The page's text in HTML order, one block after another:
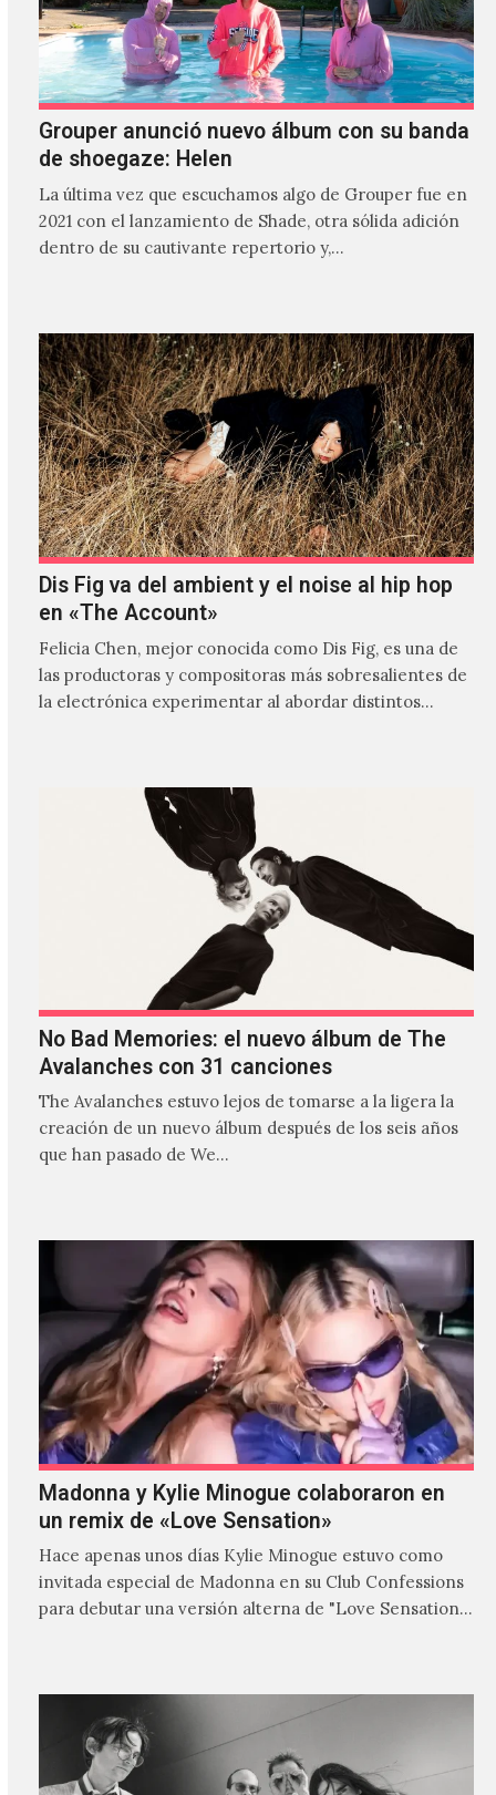
Grouper anunció nuevo álbum con su banda
de shoegaze: Helen
La última vez que escuchamos algo de Grouper fue en
2021 con el lanzamiento de Shade, otra sólida adición
dentro de su cautivante repertorio y,…
Dis Fig va del ambient y el noise al hip hop
en «The Account»
Felicia Chen, mejor conocida como Dis Fig, es una de
las productoras y compositoras más sobresalientes de
la electrónica experimentar al abordar distintos
No Bad Memories: el nuevo álbum de The
Avalanches con 31 canciones
The Avalanches estuvo lejos de tomarse a la ligera la
creación de un nuevo álbum después de los seis años
que han pasado de We…
Madonna y Kylie Minogue colaboraron en
un remix de «Love Sensation»
Hace apenas unos días Kylie Minogue estuvo como
invitada especial de Madonna en su Club Confessions
para debutar una versión alterna de "Love Sensation",